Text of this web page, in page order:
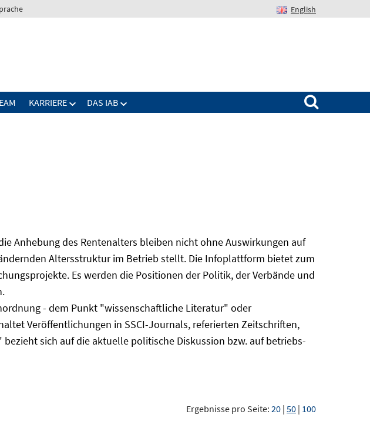
English
KARRIERE DAS IAB
Suchen nach:
Anhebung des Rentenalters bleiben nicht ohne Auswirkungen auf
Altersstruktur im Betrieb stellt. Die Infoplattform bietet zum
Es werden die Positionen der Politik, der Verbände und
- dem Punkt "wissenschaftliche Literatur" oder
Veröffentlichungen in SSCI-Journals, referierten Zeitschriften,
sich auf die aktuelle politische Diskussion bzw. auf betriebs-
Ergebnisse pro Seite: 20 | 50 | 100